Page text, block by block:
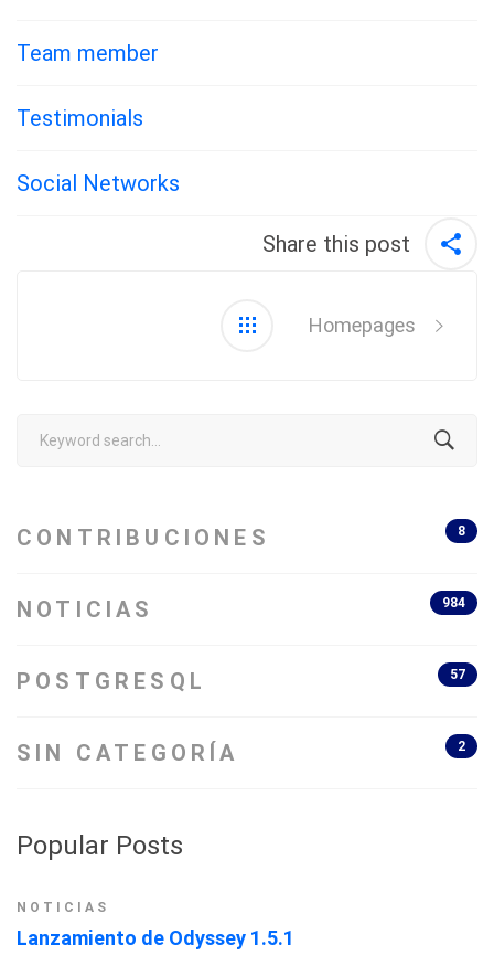
Team member
Testimonials
Social Networks
Share this post
Homepages
Search
CONTRIBUCIONES 8
NOTICIAS 984
POSTGRESQL 57
SIN CATEGORÍA 2
Popular Posts
NOTICIAS
Lanzamiento de Odyssey 1.5.1